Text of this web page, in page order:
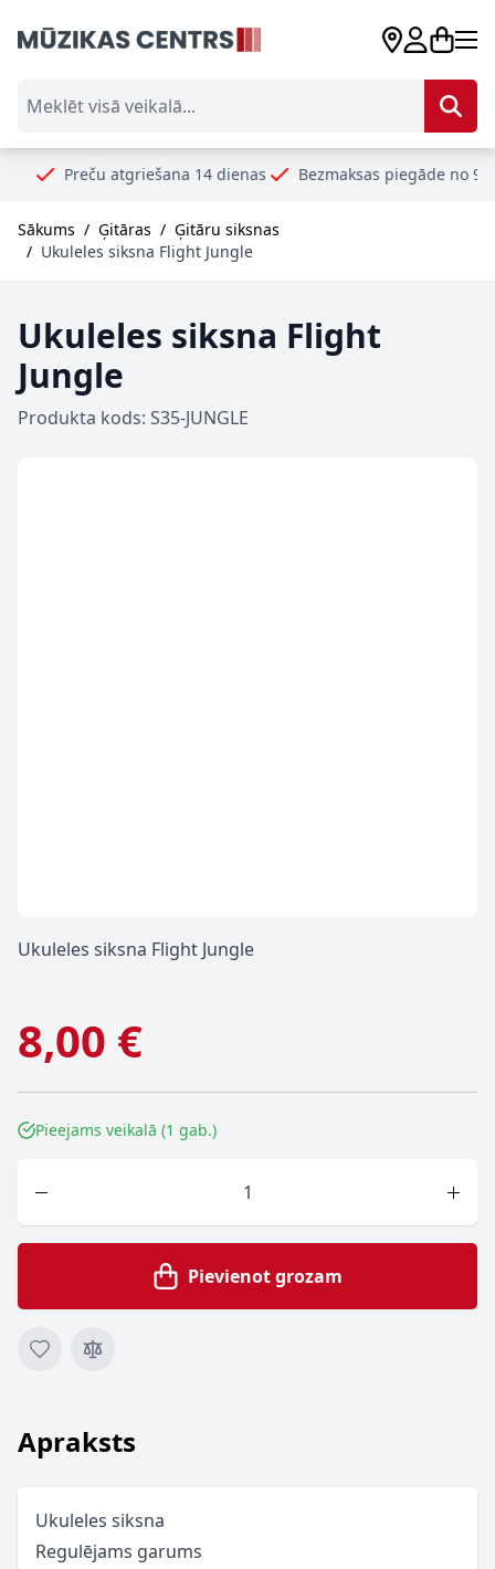
atgriešana 14 dienas Bezmaksas piegāde no 99€
Sākums / Ģitāras / Ģitāru siksnas
/ Ukuleles siksna Flight Jungle
Ukuleles siksna Flight
Jungle
Produkta kods: S35-JUNGLE
Ukuleles siksna Flight Jungle
8,00 €
Pieejams veikalā (1 gab.)
Pievienot grozam
Apraksts
Ukuleles siksna
Regulējams garums